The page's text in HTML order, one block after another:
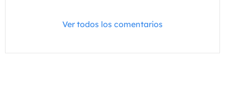
Ver todos los comentarios